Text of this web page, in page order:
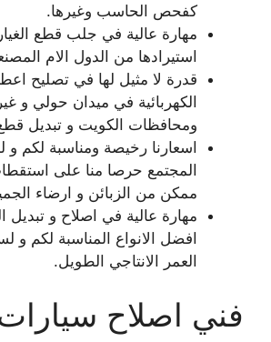
كفحص الحاسب وغيرها.
مهارة عالية في جلب قطع
استيرادها من الدول الام
قدرة لا مثيل لها في تصليح
الكهربائية في ميدان حولي و
ومحافظات الكويت و تبديل
اسعارنا رخيصة ومناسبة لكم و
المجتمع حرصا منا على
ممكن من الزبائن و ارضاء
مهارة عالية في اصلاح و تبديل
افضل الانواع المناسبة لكم و
العمر الانتاجي الطويل.
فني اصلاح